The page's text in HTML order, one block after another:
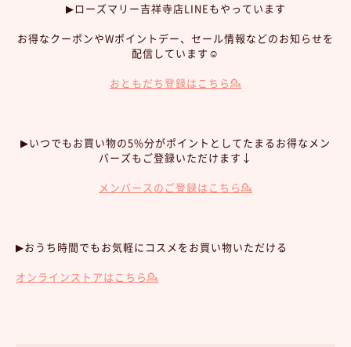
▶︎ローズマリー吉祥寺店LINEもやっています
お得なクーポンやWポイントデー、セール情報などのお知らせを
配信しています☺︎
おともだち登録はこちら💁
▶︎いつでもお買い物の5%分がポイントとしてたまるお得なメン
バーズもご登録いただけます↓
メンバースのご登録はこちら💁
▶︎おうち時間でもお気軽にコスメをお買い物いただける
オンラインストアはこちら💁